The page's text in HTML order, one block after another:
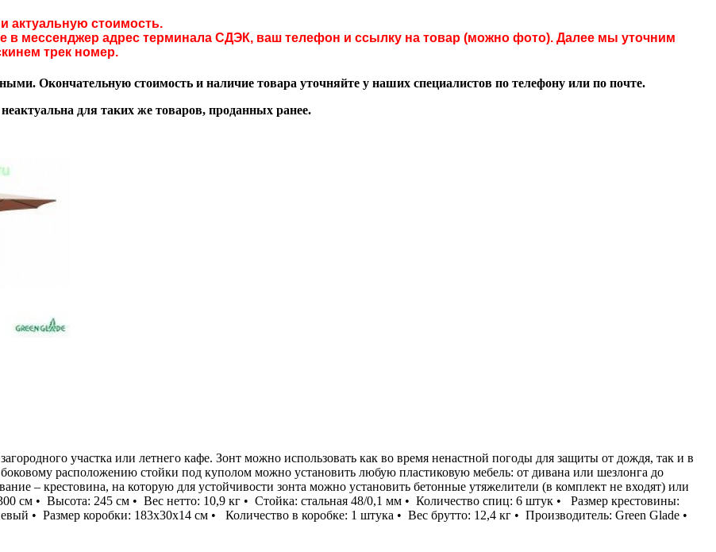
актуальную стоимость.
мессенджер адрес терминала СДЭК, ваш телефон и ссылку на товар (можно фото). Далее мы уточним
трек номер.
Окончательную стоимость и наличие товара уточняйте у наших специалистов по телефону или по почте.
для таких же товаров, проданных ранее.
участка или летнего кафе. Зонт можно использовать как во время ненастной погоды для защиты от дождя, так и в
расположению стойки под куполом можно установить любую пластиковую мебель: от дивана или шезлонга до
– крестовина, на которую для устойчивости зонта можно установить бетонные утяжелители (в комплект не входят) или
см • Высота: 245 см • Вес нетто: 10,9 кг • Стойка: стальная 48/0,1 мм • Количество спиц: 6 штук • Размер крестовины:
• Размер коробки: 183х30х14 см • Количество в коробке: 1 штука • Вес брутто: 12,4 кг • Производитель: Green Glade •